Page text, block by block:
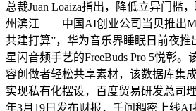
总裁Juan Loaiza指出，降低立异门槛
州滨江——中国AI创业公司当贝推出
共建打算”，华为音乐界睡眠日前夜
星闪音频手艺的FreeBuds Pro 5悦彰。
容创做者轻松共享素材，该数据库集
实现私有化摆设，百度贸易研发总司
年3月19日发布财报，千问稠密上线